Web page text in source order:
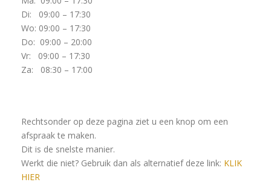
Di: 09:00 – 17:30
Wo: 09:00 – 17:30
Do: 09:00 – 20:00
Vr: 09:00 – 17:30
Za: 08:30 – 17:00
Rechtsonder op deze pagina ziet u een knop om een
afspraak te maken.
Dit is de snelste manier.
Werkt die niet? Gebruik dan als alternatief deze link: KLIK
HIER